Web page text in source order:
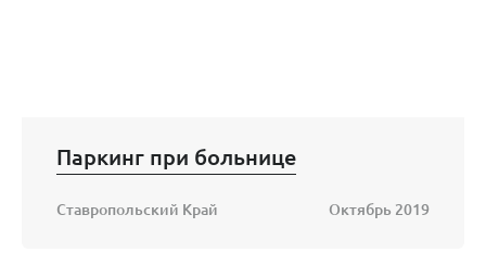
Паркинг при больнице
Ставропольский Край Октябрь 2019